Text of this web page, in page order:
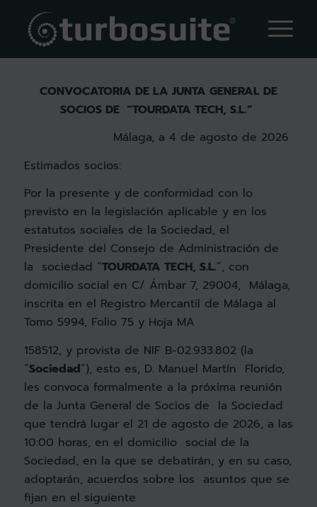
Tablon de anuncios
CONVOCATORIA DE LA JUNTA GENERAL DE
SOCIOS DE “TOURDATA TECH, S.L.”
Málaga, a 4 de agosto de 2026
Estimados socios:
Por la presente y de conformidad con lo
previsto en la legislación aplicable y en los
estatutos sociales de la Sociedad, el
Presidente del Consejo de Administración de
la sociedad “TOURDATA TECH, S.L.”, con
domicilio social en C/ Ámbar 7, 29004, Málaga,
inscrita en el Registro Mercantil de Málaga al
Tomo 5994, Folio 75 y Hoja MA
158512, y provista de NIF B-02.933.802 (la
“Sociedad”), esto es, D. Manuel Martín Florido,
les convoca formalmente a la próxima reunión
de la Junta General de Socios de la Sociedad
que tendrá lugar el 21 de agosto de 2026, a las
10:00 horas, en el domicilio social de la
Sociedad, en la que se debatirán, y en su caso,
adoptarán, acuerdos sobre los asuntos que se
fijan en el siguiente